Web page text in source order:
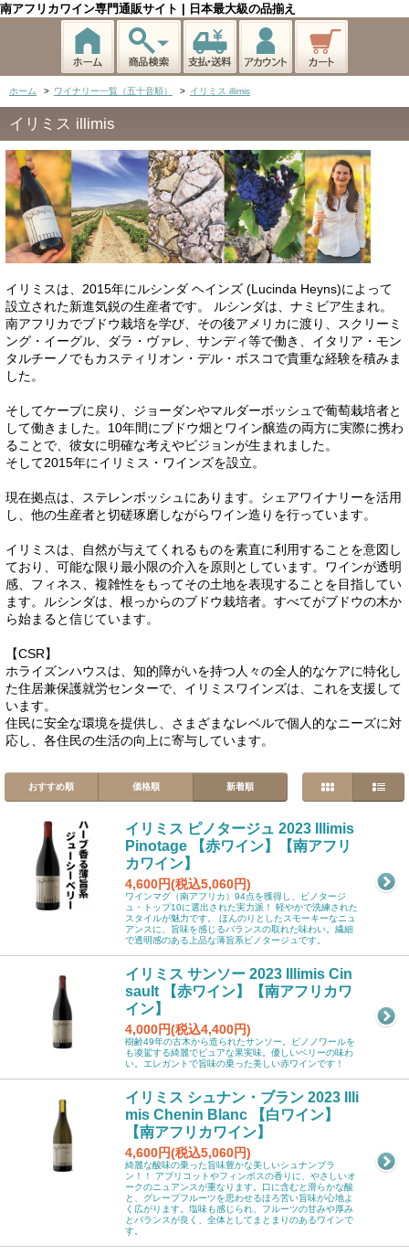
南アフリカワイン専門通販サイト | 日本最大級の品揃え
ホーム > ワイナリー一覧（五十音順） > イリミス illimis
イリミス illimis
イリミスは、2015年にルシンダ ヘインズ (Lucinda Heyns)によって
設立された新進気鋭の生産者です。 ルシンダは、ナミビア生まれ。
南アフリカでブドウ栽培を学び、その後アメリカに渡り、スクリーミ
ング・イーグル、ダラ・ヴァレ、サンディ等で働き、イタリア・モン
タルチーノでもカスティリオン・デル・ボスコで貴重な経験を積みま
した。
そしてケープに戻り、ジョーダンやマルダーボッシュで葡萄栽培者と
して働きました。10年間にブドウ畑とワイン醸造の両方に実際に携わ
ることで、彼女に明確な考えやビジョンが生まれました。
そして2015年にイリミス・ワインズを設立。
現在拠点は、ステレンボッシュにあります。シェアワイナリーを活用
し、他の生産者と切磋琢磨しながらワイン造りを行っています。
イリミスは、自然が与えてくれるものを素直に利用することを意図し
ており、可能な限り最小限の介入を原則としています。ワインが透明
感、フィネス、複雑性をもってその土地を表現することを目指してい
ます。ルシンダは、根っからのブドウ栽培者。すべてがブドウの木か
ら始まると信じています。
【CSR】
ホライズンハウスは、知的障がいを持つ人々の全人的なケアに特化し
た住居兼保護就労センターで、イリミスワインズは、これを支援して
います。
住民に安全な環境を提供し、さまざまなレベルで個人的なニーズに対
応し、各住民の生活の向上に寄与しています。
おすすめ順 価格順 新着順
イリミス ピノタージュ 2023 Illimis
Pinotage 【赤ワイン】【南アフリ
カワイン】
4,600円(税込5,060円)
ワインマグ（南アフリカ）94点を獲得し、ピノタージ
ュ・トップ10に選出された実力派！ 軽やかで洗練された
スタイルが魅力です。 ほんのりとしたスモーキーなニュ
アンスに、旨味を感じるバランスの取れた味わい。繊細
で透明感のある上品な薄旨系ピノタージュです。
イリミス サンソー 2023 Illimis Cin
sault 【赤ワイン】【南アフリカワ
イン】
4,000円(税込4,400円)
樹齢49年の古木から造られたサンソー。ピノノワールを
も凌駕する綺麗でピュアな果実味。優しいベリーの味わ
い。エレガントで旨味の乗った美しい赤ワインです！
イリミス シュナン・ブラン 2023 Illi
mis Chenin Blanc 【白ワイン】
【南アフリカワイン】
4,600円(税込5,060円)
綺麗な酸味の乗った旨味豊かな美しいシュナンブラ
ン！！ アプリコットやフィンボスの香りに、やさしいオ
ークのニュアンスが重なります。口に含むと滑らかな酸
と、グレープフルーツを思わせるほろ苦い旨味が心地よ
く広がります。塩味も感じられ、フルーツの甘みや厚み
とバランスが良く、全体としてまとまりのあるワインで
す。